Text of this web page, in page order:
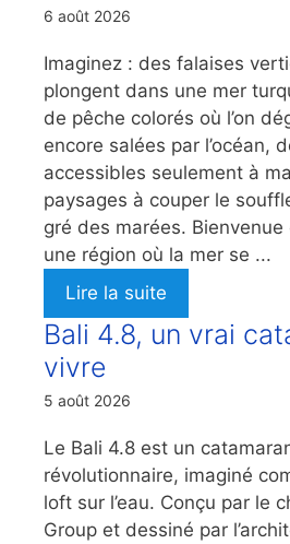
6 août 2026
Imaginez : des falaises
plongent dans une mer
de pêche colorés où l’on
encore salées par l’océan,
accessibles seulement à
paysages à couper le
gré des marées.
une région où la mer se ...
Lire la suite
Bali 4.8, un vrai
vivre
5 août 2026
Le Bali 4.8 est un
révolutionnaire, imaginé
loft sur l’eau. Conçu par le
Group et dessiné par